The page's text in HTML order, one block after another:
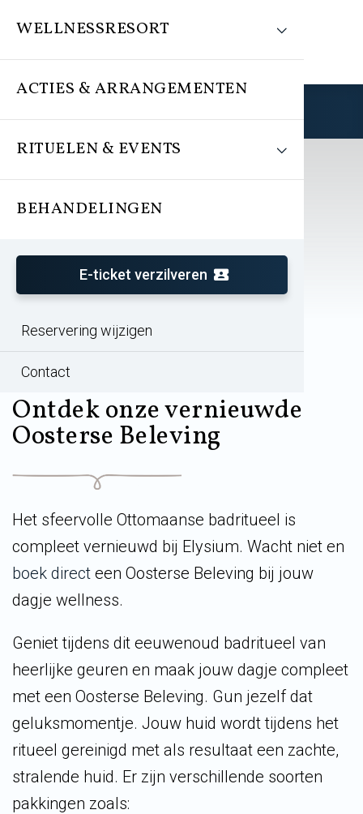
WELLNESSRESORT
ACTIES & ARRANGEMENTEN
RITUELEN & EVENTS
BEHANDELINGEN
E-ticket verzilveren
Reservering wijzigen
Contact
Ontdek onze vernieuwde
Oosterse Beleving
Het sfeervolle Ottomaanse badritueel is
compleet vernieuwd bij Elysium. Wacht niet en
boek direct een Oosterse Beleving bij jouw
dagje wellness.
Geniet tijdens dit eeuwenoud badritueel van
heerlijke geuren en maak jouw dagje compleet
met een Oosterse Beleving. Gun jezelf dat
geluksmomentje. Jouw huid wordt tijdens het
ritueel gereinigd met als resultaat een zachte,
stralende huid. Er zijn verschillende soorten
pakkingen zoals: